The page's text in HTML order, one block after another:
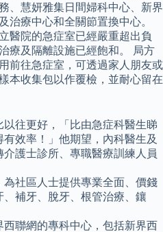
、慧妍雅集日間婦科中心、新界
治療中心和全關節置換中心。
醫院的急症室已經嚴重超出負
療及隔離設施已經飽和。 局方
前往急症室，可透過家人朋友或
本收集包以作覆檢，並耐心留在
往更好，「比由急症科醫生睇
效率！」他期望，內科醫生及
護士診所、專職醫療訓練人員
社區人士提供專業全面、價錢
補牙、脫牙、根管治療、鑲
聯網的專科中心，包括新界西